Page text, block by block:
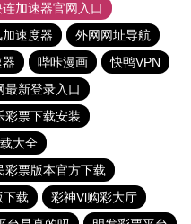
连加速器官网入口
速度器
外网网址导航
哔咔漫画
快鸭VPN
最新登录入口
彩票下载安装
大全
彩票版本官方下载
下载
彩神Vl购彩大厅